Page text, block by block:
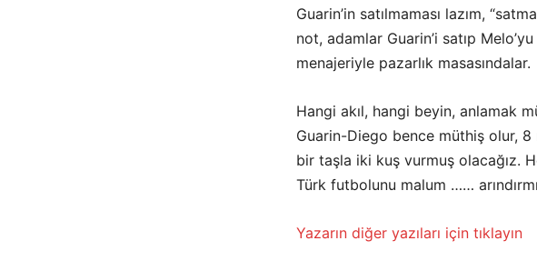
Guarin’in satılmaması lazım,
not, adamlar Guarin’i satıp
menajeriyle pazarlık masasındalar.
Hangi akıl, hangi beyin, anlamak
Guarin-Diego bence müthiş olur,
bir taşla iki kuş vurmuş olacağız.
Türk futbolunu malum ……
Yazarın diğer yazıları için tıklayın